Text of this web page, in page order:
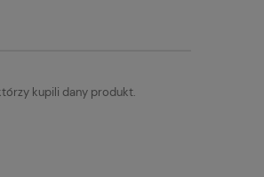
kupili dany produkt.